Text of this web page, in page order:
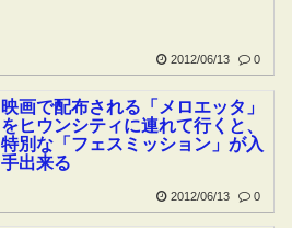
2012/06/13 0
映画で配布される「メロエッタ」
をヒウンシティに連れて行くと、
特別な「フェスミッション」が入
手出来る
2012/06/13 0